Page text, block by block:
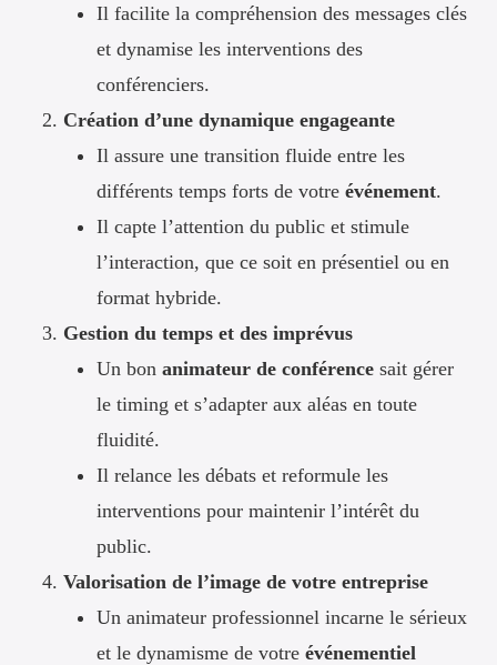
Il facilite la compréhension des messages clés
et dynamise les interventions des
conférenciers.
Création d’une dynamique engageante
Il assure une transition fluide entre les
différents temps forts de votre événement.
Il capte l’attention du public et stimule
l’interaction, que ce soit en présentiel ou en
format hybride.
Gestion du temps et des imprévus
Un bon animateur de conférencesait gérer
le timing et s’adapter aux aléas en toute
fluidité.
Il relance les débats et reformule les
interventions pour maintenir l’intérêt du
public.
Valorisation de l’image de votre entreprise
Un animateur professionnel incarne le sérieux
et le dynamisme de votre événementiel